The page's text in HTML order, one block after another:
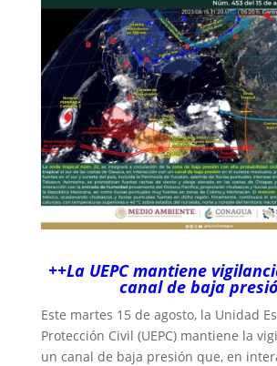
++La UEPC mantiene
canal de baja
Este martes 15 de agosto, la Unidad
Protección Civil (UEPC) mantiene la
un canal de baja presión que, en